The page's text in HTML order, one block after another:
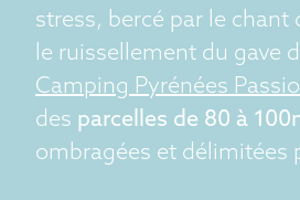
stress, bercé par le chant
le ruissellement du gave
Camping Pyrénées
des parcelles de 80 à
ombragées et délimitées